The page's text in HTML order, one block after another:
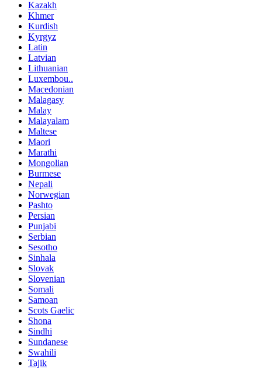
Kazakh
Khmer
Kurdish
Kyrgyz
Latin
Latvian
Lithuanian
Luxembou..
Macedonian
Malagasy
Malay
Malayalam
Maltese
Maori
Marathi
Mongolian
Burmese
Nepali
Norwegian
Pashto
Persian
Punjabi
Serbian
Sesotho
Sinhala
Slovak
Slovenian
Somali
Samoan
Scots Gaelic
Shona
Sindhi
Sundanese
Swahili
Tajik